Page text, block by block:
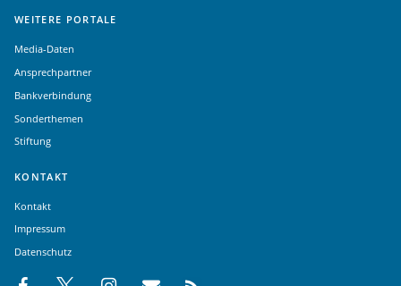
WEITERE PORTALE
Media-Daten
Ansprechpartner
Bankverbindung
Sonderthemen
Stiftung
KONTAKT
Kontakt
Impressum
Datenschutz